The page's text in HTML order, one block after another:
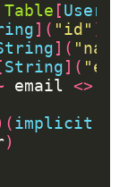
Table [User
]( "id" )
](
[String](
email <>
implicit
)